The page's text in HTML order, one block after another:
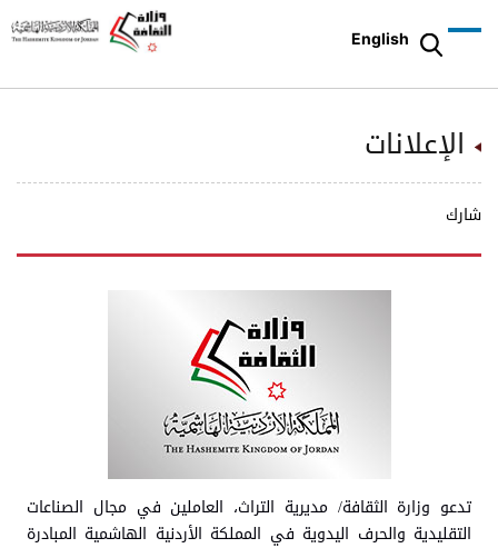
English
الإعلانات
شارك
تدعو وزارة الثقافة/ مديرية التراث، العاملين في مجال الصناعات
التقليدية والحرف اليدوية في المملكة الأردنية الهاشمية المبادرة